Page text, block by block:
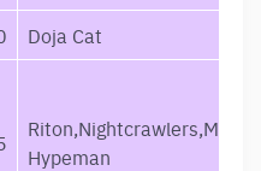
Doja Cat
Hypeman